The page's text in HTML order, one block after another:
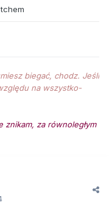
biegać, chodz. Jeśli
na wszystko-
znikam, za równoległym